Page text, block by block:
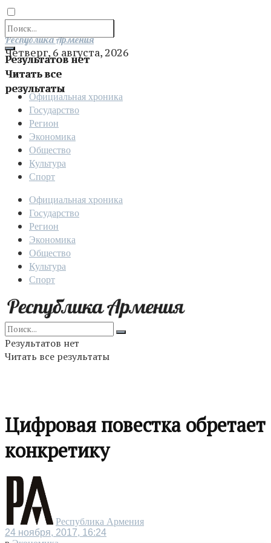
Результатов нет
Читать все
результаты
Отправить
Республика Армения
Четверг, 6 августа, 2026
Официальная хроника
Государство
Регион
Экономика
Общество
Культура
Спорт
Официальная хроника
Государство
Регион
Экономика
Общество
Культура
Спорт
Результатов нет
Читать все результаты
Цифровая повестка обретает
конкретику
Республика Армения
24 ноября, 2017, 16:24